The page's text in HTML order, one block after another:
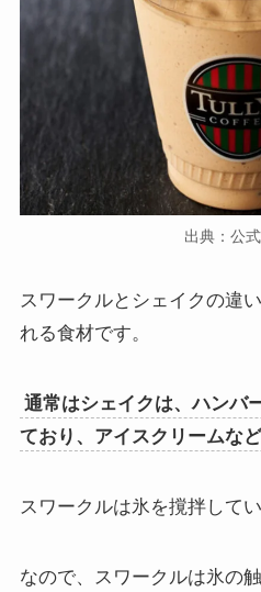
出典：公
スワークルとシェイクの違
れる食材です。
通常はシェイクは、ハンバ
ており、アイスクリームな
スワークルは氷を撹拌してい
なので、スワークルは氷の